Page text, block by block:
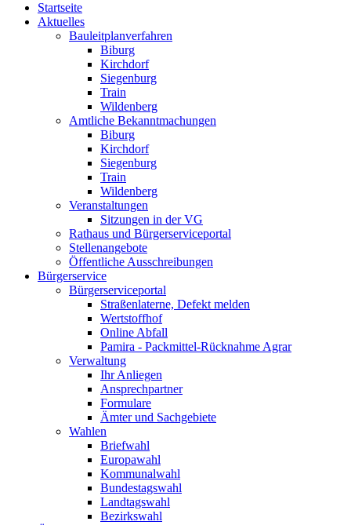
Startseite
Aktuelles
Bauleitplanverfahren
Biburg
Kirchdorf
Siegenburg
Train
Wildenberg
Amtliche Bekanntmachungen
Biburg
Kirchdorf
Siegenburg
Train
Wildenberg
Veranstaltungen
Sitzungen in der VG
Rathaus und Bürgerserviceportal
Stellenangebote
Öffentliche Ausschreibungen
Bürgerservice
Bürgerserviceportal
Straßenlaterne, Defekt melden
Wertstoffhof
Online Abfall
Pamira - Packmittel-Rücknahme Agrar
Verwaltung
Ihr Anliegen
Ansprechpartner
Formulare
Ämter und Sachgebiete
Wahlen
Briefwahl
Europawahl
Kommunalwahl
Bundestagswahl
Landtagswahl
Bezirkswahl